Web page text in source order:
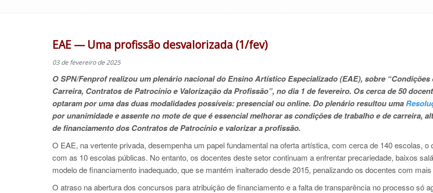
EAE — Uma profissão desvalorizada (1/fev)
03 de fevereiro de 2025
O SPN/Fenprof realizou um plenário nacional do Ensino Artístico Especializado (EAE), sobre “Condições
Carreira, Contratos de Patrocínio e Valorização da Profissão”, no dia 1 de fevereiro. Os cerca de 50
optaram por uma das duas modalidades possíveis: presencial ou online. Do plenário resultou uma
por unanimidade e assente no mote de que é essencial melhorar as condições de trabalho e de carreira,
de financiamento dos Contratos de Patrocínio e valorizar a profissão.
O EAE, na vertente privada, desempenha um papel fundamental na oferta artística, com cerca de 140 escolas, o
com as 10 escolas públicas. No entanto, os docentes deste setor continuam a enfrentar precariedade, baixos
modelo de financiamento inadequado, que se mantém inalterado desde 2015, penalizando os docentes com mais
O atraso na abertura dos concursos para atribuição de financiamento e a falta de transparência no processo só